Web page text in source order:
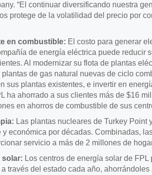
“El continuar diversificando nuestra
protege de la volatilidad del precio por
en combustible: El costo para generar
de energía eléctrica puede reducir
Al modernizar su flota de plantas
de gas natural nuevas de ciclo
sus plantas existentes, e invertir en
ha ahorrado a sus clientes más de $16
en ahorros de combustible de sus
Las plantas nucleares de Turkey
y económica por décadas. Combinadas,
servicio a más de 2 millones de
solar: Los centros de energía solar de
través del estado cada año,